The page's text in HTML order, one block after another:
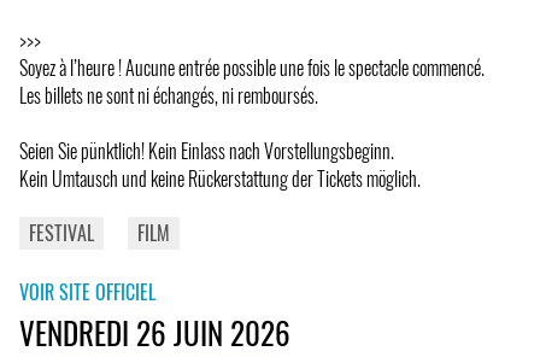
>>>
Soyez à l’heure ! Aucune entrée possible une fois le spectacle commencé.
Les billets ne sont ni échangés, ni remboursés.
Seien Sie pünktlich! Kein Einlass nach Vorstellungsbeginn.
Kein Umtausch und keine Rückerstattung der Tickets möglich.
FESTIVAL
FILM
VOIR SITE OFFICIEL
VENDREDI 26 JUIN 2026